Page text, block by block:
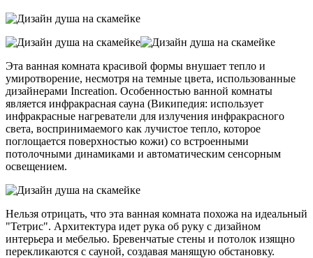
Эта ванная комната красивой формы внушает тепло и
умиротворение, несмотря на темные цвета, использованные
дизайнерами Increation. Особенностью ванной комнаты
является инфракрасная сауна (Википедия: использует
инфракрасные нагреватели для излучения инфракрасного
света, воспринимаемого как лучистое тепло, которое
поглощается поверхностью кожи) со встроенными
потолочными динамиками и автоматическим сенсорным
освещением.
Нельзя отрицать, что эта ванная комната похожа на идеальный
"Тетрис". Архитектура идет рука об руку с дизайном
интерьера и мебелью. Бревенчатые стены и потолок изящно
перекликаются с сауной, создавая манящую обстановку.